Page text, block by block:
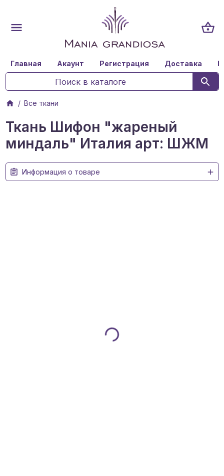
Главная Акаунт Регистрация Доставка
Все ткани
Ткань Шифон "жареный
миндаль" Италия арт: ШЖМ
Информация о товаре